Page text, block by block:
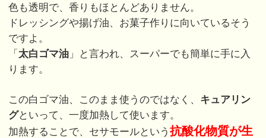
色も透明で、香りもほとんどありません。
ドレッシングや揚げ油、お菓子作りに向いているそう
ですよ。
「 太白ゴマ油 」と言われ、スーパーでも簡単に手に入
ります。
この白ゴマ油、このまま使うのではなく、 キュアリン
グといって、一度加熱して使います。
加熱することで、セサモールという抗酸化物質が生